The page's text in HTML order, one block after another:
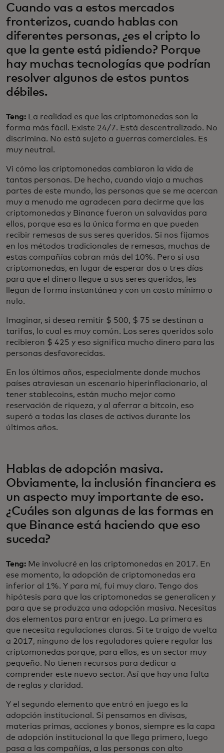
Cuando vas a estos mercados
fronterizos, cuando hablas con
diferentes personas, ¿es el cripto lo
que la gente está pidiendo? Porque
hay muchas tecnologías que podrían
resolver algunos de estos puntos
débiles.
Teng: La realidad es que las criptomonedas son la
forma más fácil. Existe 24/7. Está descentralizado. No
discrimina. No está sujeto a guerras comerciales. Es
muy neutral.
Vi cómo las criptomonedas cambiaron la vida de
tantas personas. De hecho, cuando viajo a muchas
partes de este mundo, las personas que se me acercan
muy a menudo me agradecen para decirme que las
criptomonedas y Binance fueron un salvavidas para
ellos, porque esa es la única forma en que pueden
recibir remesas de sus seres queridos. Si nos fijamos
en los métodos tradicionales de remesas, muchas de
estas compañías cobran más del 10%. Pero si usa
criptomonedas, en lugar de esperar dos o tres días
para que el dinero llegue a sus seres queridos, les
llegan de forma instantánea y con un costo mínimo o
nulo.
Imaginar, si desea remitir $ 500, $ 75 se destinan a
tarifas, lo cual es muy común. Los seres queridos solo
recibieron $ 425 y eso significa mucho dinero para las
personas desfavorecidas.
En los últimos años, especialmente donde muchos
países atraviesan un escenario hiperinflacionario, al
tener stablecoins, están mucho mejor como
reservación de riqueza, y al aferrar a bitcoin, eso
superó a todas las clases de activos durante los
últimos años.
Hablas de adopción masiva.
Obviamente, la inclusión financiera es
un aspecto muy importante de eso.
¿Cuáles son algunas de las formas en
que Binance está haciendo que eso
suceda?
Teng: Me involucré en las criptomonedas en 2017. En
ese momento, la adopción de criptomonedas era
inferior al 1%. Y para mí, fui muy claro. Tengo dos
hipótesis para que las criptomonedas se generalicen y
para que se produzca una adopción masiva. Necesitas
dos elementos para entrar en juego. La primera es
que necesita regulaciones claras. Si te traigo de vuelta
a 2017, ninguno de los reguladores quiere regular las
criptomonedas porque, para ellos, es un sector muy
pequeño. No tienen recursos para dedicar a
comprender este nuevo sector. Así que hay una falta
de reglas y claridad.
Y el segundo elemento que entró en juego es la
adopción institucional. Si pensamos en divisas,
materias primas, acciones y bonos, siempre es la capa
de adopción institucional la que llega primero, luego
pasa a las compañías, a las personas con alto